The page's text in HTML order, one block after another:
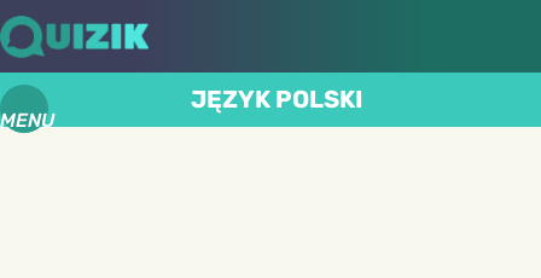
MENU
JĘZYK POLSKI